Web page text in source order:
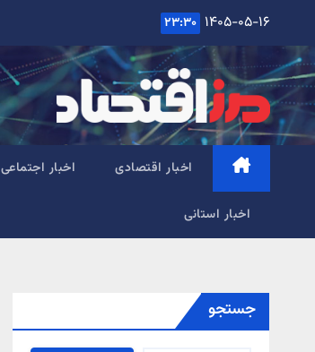
content
۱۴۰۵-۰۵-۱۶ ۲۳:۳۰
اخبار اقتصادی اخبار اجتماعی
اخبار استانی
جستجو